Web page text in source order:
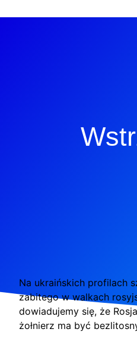
Na ukraińskich profilach
zabitego w walkach
dowiadujemy się, że
żołnierz ma być